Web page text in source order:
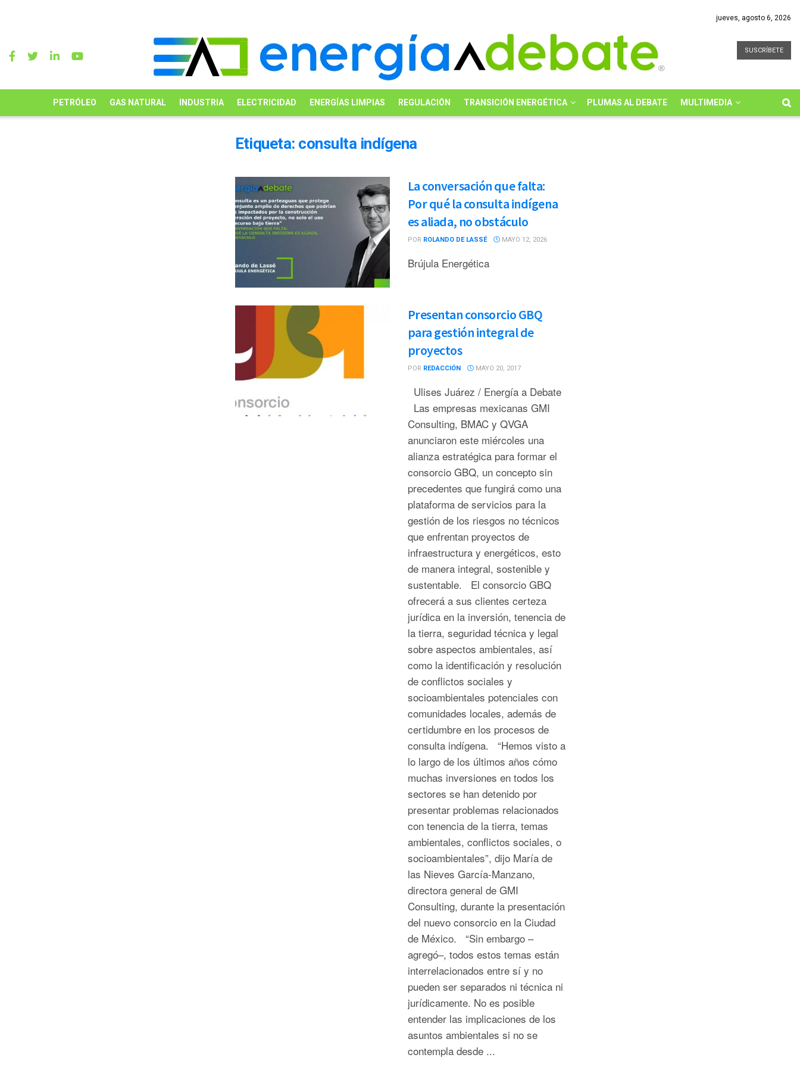
jueves, agosto 6, 2026
SUSCRÍBETE
PETRÓLEO GAS NATURAL INDUSTRIA ELECTRICIDAD ENERGÍAS LIMPIAS REGULACIÓN TRANSICIÓN ENERGÉTICA PLUMAS AL DEBATE MULTIMEDIA
Etiqueta: consulta indígena
La conversación que falta:
Por qué la consulta indígena
es aliada, no obstáculo
POR ROLANDO DE LASSÉ MAYO 12, 2026
Brújula Energética
Presentan consorcio GBQ
para gestión integral de
proyectos
POR REDACCIÓN MAYO 20, 2017
Ulises Juárez / Energía a Debate
Las empresas mexicanas GMI
Consulting, BMAC y QVGA
anunciaron este miércoles una
alianza estratégica para formar el
consorcio GBQ, un concepto sin
precedentes que fungirá como una
plataforma de servicios para la
gestión de los riesgos no técnicos
que enfrentan proyectos de
infraestructura y energéticos, esto
de manera integral, sostenible y
sustentable. El consorcio GBQ
ofrecerá a sus clientes certeza
jurídica en la inversión, tenencia de
la tierra, seguridad técnica y legal
sobre aspectos ambientales, así
como la identificación y resolución
de conflictos sociales y
socioambientales potenciales con
comunidades locales, además de
certidumbre en los procesos de
consulta indígena. “Hemos visto a
lo largo de los últimos años cómo
muchas inversiones en todos los
sectores se han detenido por
presentar problemas relacionados
con tenencia de la tierra, temas
ambientales, conflictos sociales, o
socioambientales”, dijo María de
las Nieves García-Manzano,
directora general de GMI
Consulting, durante la presentación
del nuevo consorcio en la Ciudad
de México. “Sin embargo –
agregó–, todos estos temas están
interrelacionados entre sí y no
pueden ser separados ni técnica ni
jurídicamente. No es posible
entender las implicaciones de los
asuntos ambientales si no se
contempla desde ...